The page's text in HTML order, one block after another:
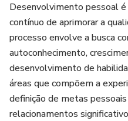
Desenvolvimento pessoal
contínuo de aprimorar a
processo envolve a busca
autoconhecimento,
desenvolvimento de
áreas que compõem a
definição de metas
relacionamentos